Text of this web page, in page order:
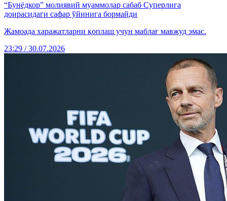
“Бунёдкор” молиявий муаммолар сабаб Суперлига
доирасидаги сафар ўйинига бормайди
Жамоада харажатларни қоплаш учун маблағ мавжуд эмас.
23:29 / 30.07.2026